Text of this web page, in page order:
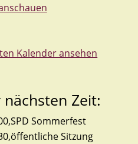
Kalender ansehen
Zeit:
Sommerfest
Sitzung